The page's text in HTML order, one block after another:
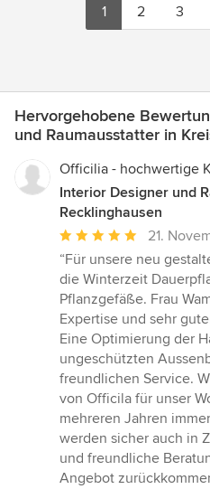
1 2 3
Hervorgehobene
und Raumausstatter in
Officilia - hochwertige
Interior Designer und
Recklinghausen
Durchschnittliche
Bewertung:
5
von
5
Sternen
21.
“Für unsere neu
die Winterzeit
Pflanzgefäße. Frau
Expertise und sehr
Eine Optimierung der
ungeschützten
freundlichen Service.
von Officila für unser
mehreren Jahren
werden sicher auch in
und freundliche
Angebot